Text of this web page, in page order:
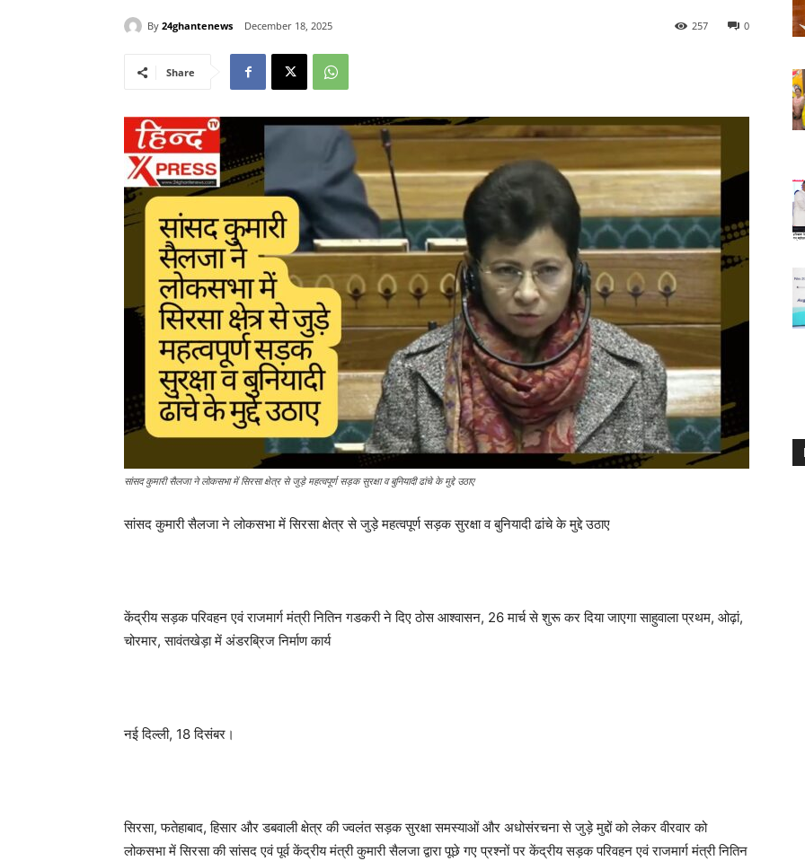
By 24ghantenews December 18, 2025 0
257
Share
सांसद कुमारी सैलजा ने लोकसभा में सिरसा क्षेत्र से जुड़े महत्वपूर्ण सड़क सुरक्षा व बुनियादी ढांचे के मुद्दे उठाए
सांसद कुमारी सैलजा ने लोकसभा में सिरसा क्षेत्र से जुड़े महत्वपूर्ण सड़क सुरक्षा व बुनियादी ढांचे के मुद्दे उठाए
केंद्रीय सड़क परिवहन एवं राजमार्ग मंत्री नितिन गडकरी ने दिए ठोस आश्वासन, 26 मार्च से शुरू कर दिया जाएगा साहुवाला प्रथम, ओढ़ां,
चोरमार, सावंतखेड़ा में अंडरब्रिज निर्माण कार्य
नई दिल्ली, 18 दिसंबर।
सिरसा, फतेहाबाद, हिसार और डबवाली क्षेत्र की ज्वलंत सड़क सुरक्षा समस्याओं और अधोसंरचना से जुड़े मुद्दों को लेकर वीरवार को
लोकसभा में सिरसा की सांसद एवं पूर्व केंद्रीय मंत्री कुमारी सैलजा द्वारा पूछे गए प्रश्नों पर केंद्रीय सड़क परिवहन एवं राजमार्ग मंत्री नितिन